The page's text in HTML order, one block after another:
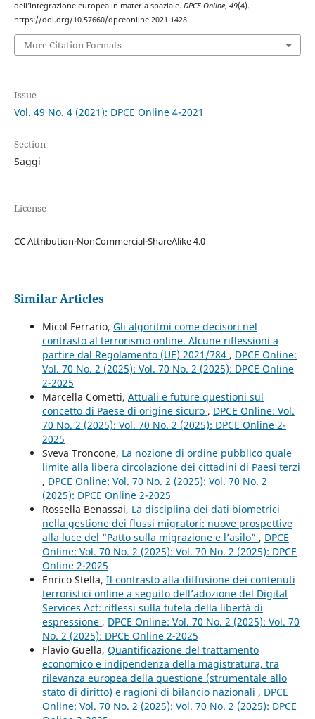
dell’integrazione europea in materia spaziale. DPCE Online, 49(4).
https://doi.org/10.57660/dpceonline.2021.1428
More Citation Formats
Issue
Vol. 49 No. 4 (2021): DPCE Online 4-2021
Section
Saggi
License
CC Attribution-NonCommercial-ShareAlike 4.0
Similar Articles
Micol Ferrario, Gli algoritmi come decisori nel
contrasto al terrorismo online. Alcune riflessioni a
partire dal Regolamento (UE) 2021/784 , DPCE Online:
Vol. 70 No. 2 (2025): Vol. 70 No. 2 (2025): DPCE Online
2-2025
Marcella Cometti, Attuali e future questioni sul
concetto di Paese di origine sicuro , DPCE Online: Vol.
70 No. 2 (2025): Vol. 70 No. 2 (2025): DPCE Online 2-
2025
Sveva Troncone, La nozione di ordine pubblico quale
limite alla libera circolazione dei cittadini di Paesi terzi
, DPCE Online: Vol. 70 No. 2 (2025): Vol. 70 No. 2
(2025): DPCE Online 2-2025
Rossella Benassai, La disciplina dei dati biometrici
nella gestione dei flussi migratori: nuove prospettive
alla luce del “Patto sulla migrazione e l’asilo” , DPCE
Online: Vol. 70 No. 2 (2025): Vol. 70 No. 2 (2025): DPCE
Online 2-2025
Enrico Stella, Il contrasto alla diffusione dei contenuti
terroristici online a seguito dell’adozione del Digital
Services Act: riflessi sulla tutela della libertà di
espressione , DPCE Online: Vol. 70 No. 2 (2025): Vol. 70
No. 2 (2025): DPCE Online 2-2025
Flavio Guella, Quantificazione del trattamento
economico e indipendenza della magistratura, tra
rilevanza europea della questione (strumentale allo
stato di diritto) e ragioni di bilancio nazionali , DPCE
Online: Vol. 70 No. 2 (2025): Vol. 70 No. 2 (2025): DPCE